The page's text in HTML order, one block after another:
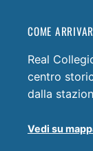
COME
Real
centro
dalla
Vedi su